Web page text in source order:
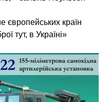
європейських країн
тут, в Україні»